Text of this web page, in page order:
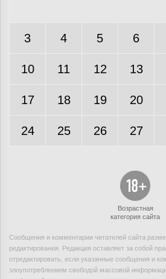
3 4 5 6
10 11 12 13
17 18 19 20
24 25 26 27
Возрастная
категория сайта
Сообщения и комментарии читателей сайта
редактирования. Редакция оставляет за собой
отредактировать, если указанные сообщения и
злоупотреблением свободой массовой